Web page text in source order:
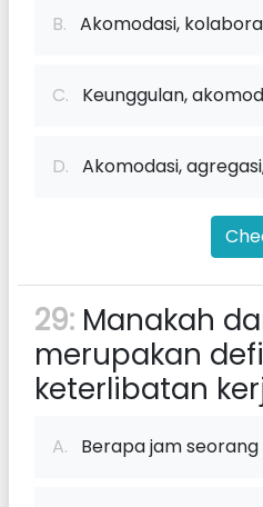
B. Akomodasi,
C. Keunggulan,
D. Akomodasi,
29: Manakah
merupakan
keterlibatan
A. Berapa jam